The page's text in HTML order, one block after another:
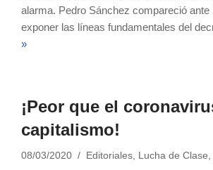
alarma. Pedro Sánchez compareció
exponer las líneas fundamentales del
»
¡Peor que el
capitalismo!
08/03/2020 Editoriales, Lucha de Clase,